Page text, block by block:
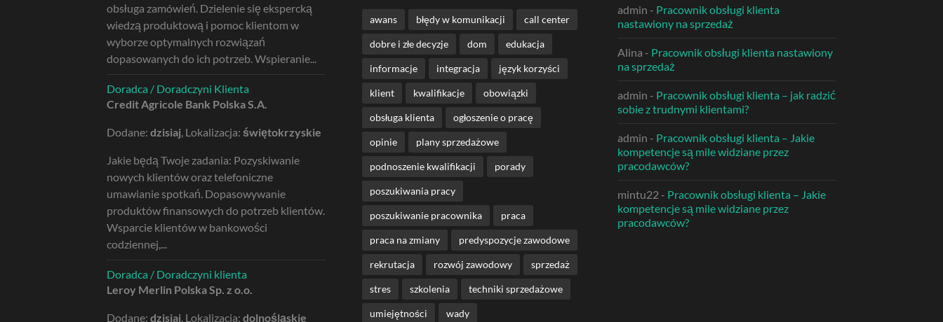
obsługa zamówień. Dzielenie się ekspercką
wiedzą produktową i pomoc klientom w
wyborze optymalnych rozwiązań
dopasowanych do ich potrzeb. Wspieranie...
Doradca / Doradczyni Klienta
Credit Agricole Bank Polska S.A.
Dodane: dzisiaj , Lokalizacja: świętokrzyskie
Jakie będą Twoje zadania: Pozyskiwanie
nowych klientów oraz telefoniczne
umawianie spotkań. Dopasowywanie
produktów finansowych do potrzeb klientów.
Wsparcie klientów w bankowości
codziennej,...
Doradca / Doradczyni klienta
Leroy Merlin Polska Sp. z o.o.
Dodane: dzisiaj , Lokalizacja: dolnośląskie
awans błędy w komunikacji call center
dobre i złe decyzje dom edukacja
informacje integracja język korzyści
klient kwalifikacje obowiązki
obsługa klienta ogłoszenie o pracę
opinie plany sprzedażowe
podnoszenie kwalifikacji porady
poszukiwania pracy
poszukiwanie pracownika praca
praca na zmiany predyspozycje zawodowe
rekrutacja rozwój zawodowy sprzedaż
stres szkolenia techniki sprzedażowe
umiejętności wady
admin - Pracownik obsługi klienta
nastawiony na sprzedaż
Alina - Pracownik obsługi klienta nastawiony
na sprzedaż
admin - Pracownik obsługi klienta – jak radzić
sobie z trudnymi klientami?
admin - Pracownik obsługi klienta – Jakie
kompetencje są mile widziane przez
pracodawców?
mintu22 - Pracownik obsługi klienta – Jakie
kompetencje są mile widziane przez
pracodawców?